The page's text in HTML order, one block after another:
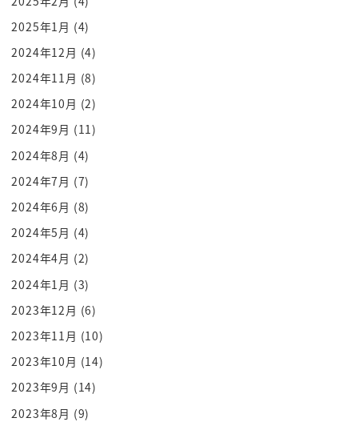
いうね
そういう数字もっと増えた方がいいでしょうという
流派の
その会長が就任した時にいやいやそんなに真打ち尾
根
増やしたらいい風呂後しますよねちょっとでこの真
打ちの増やし方
ちょっと違うと思いますといろんなバランスあると
思いますよ
あの会長西内
にしてもらったさせてもらったらね嬉しいからその
人にね恩義を感じるだろうし
っていう側面もあるし微気に入られたいから白にす
思います明確じゃないわけだな
人が決めるわけだからそうやって号揉めて独立する
んです
やっぱりポンポン
新年と独立できませんからねカリスマなんですよ
2025年1月 (4)
2024年12月 (4)
2024年11月 (8)
2024年10月 (2)
2024年9月 (11)
2024年8月 (4)
2024年7月 (7)
2024年6月 (8)
2024年5月 (4)
2024年4月 (2)
2024年1月 (3)
2023年12月 (6)
2023年11月 (10)
2023年10月 (14)
2023年9月 (14)
2023年8月 (9)